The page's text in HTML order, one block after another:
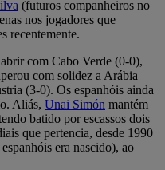
(futuros companheiros no
nos jogadores que
recentemente.
com Cabo Verde (0-0),
com solidez a Arábia
(3-0). Os espanhóis ainda
Aliás, Unai Simón mantém
batido por escassos dois
que pertencia, desde 1990
era nascido), ao